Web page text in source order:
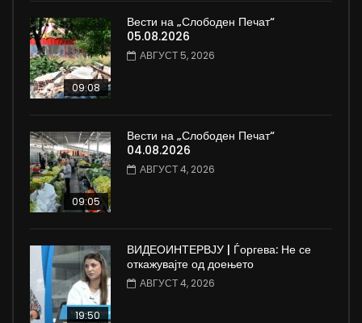
09:08
Вести на „Слободен Печат“
05.08.2026
АВГУСТ 5, 2026
09:05
Вести на „Слободен Печат“
04.08.2026
АВГУСТ 4, 2026
19:50
ВИДЕОИНТЕРВЈУ | Ѓоргева: Не се
откажувајте од доењето
АВГУСТ 4, 2026